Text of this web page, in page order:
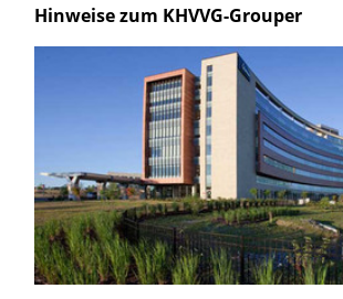
Hinweise zum KHVVG-Grouper